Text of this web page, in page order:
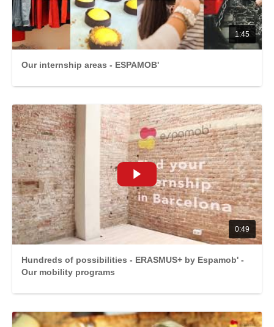
1:45
Our internship areas - ESPAMOB'
0:49
Hundreds of possibilities - ERASMUS+ by Espamob' -
Our mobility programs